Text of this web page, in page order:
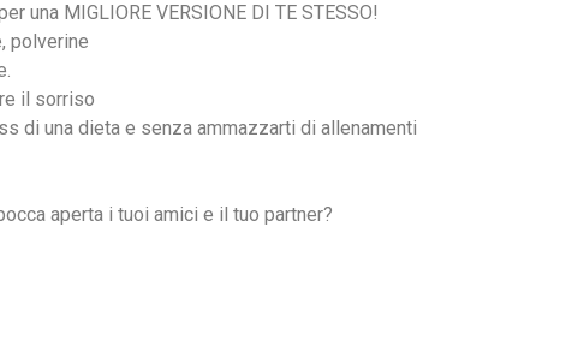
MIGLIORE VERSIONE DI TE STESSO!
polverine
il sorriso
di una dieta e senza ammazzarti di allenamenti
aperta i tuoi amici e il tuo partner?